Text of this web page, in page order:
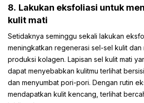
8. Lakukan eksfoliasi untuk
kulit mati
Setidaknya seminggu sekali lakukan
meningkatkan regenerasi sel-sel kulit dan
produksi kolagen. Lapisan sel kulit mati
dapat menyebabkan kulitmu terlihat
dan menyumbat pori-pori. Dengan rutin
mendapatkan kulit kencang, terlihat